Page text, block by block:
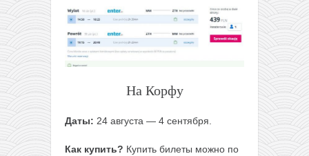
На Корфу
Даты: 24 августа — 4 сентября.
Как купить? Купить билеты можно по